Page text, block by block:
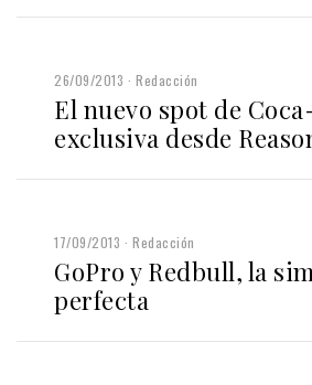
26/09/2013 Redacción
El nuevo spot de
exclusiva desde
17/09/2013 Redacción
GoPro y Redbull, la
perfecta